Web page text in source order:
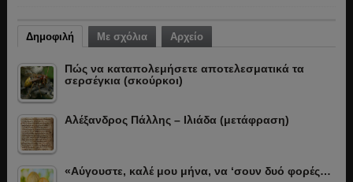
Δημοφιλή Με σχόλια Αρχείο
Πώς να καταπολεμήσετε αποτελεσματικά τα
σερσέγκια (σκούρκοι)
Αλέξανδρος Πάλλης – Ιλιάδα (μετάφραση)
«Αύγουστε, καλέ μου μήνα, να ‘σουν δυό φορές…